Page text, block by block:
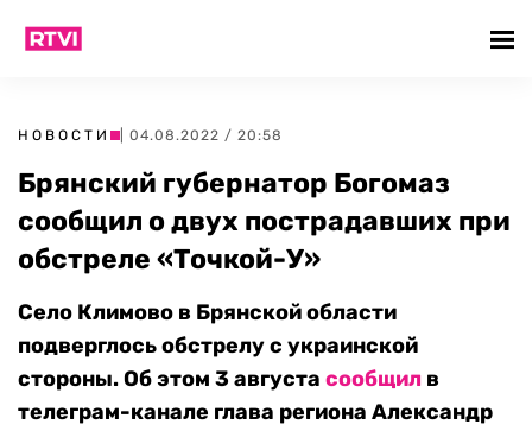
НОВОСТИ | 04.08.2022 / 20:58
Брянский губернатор Богомаз
сообщил о двух пострадавших при
обстреле «Точкой-У»
Село Климово в Брянской области
подверглось обстрелу с украинской
стороны. Об этом 3 августа сообщил в
телеграм-канале глава региона Александр